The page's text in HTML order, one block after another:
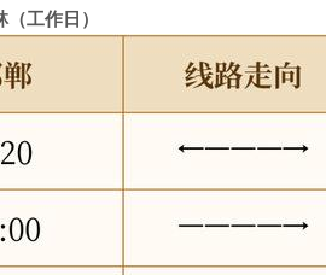
工作日）